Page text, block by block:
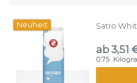
Neuheit Satro
ab 3,51
0.75